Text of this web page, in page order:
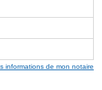
informations de mon notaire